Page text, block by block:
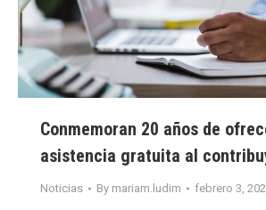
Conmemoran 20 años de
asistencia gratuita al
Noticias By mariam.ludim febrero 3,